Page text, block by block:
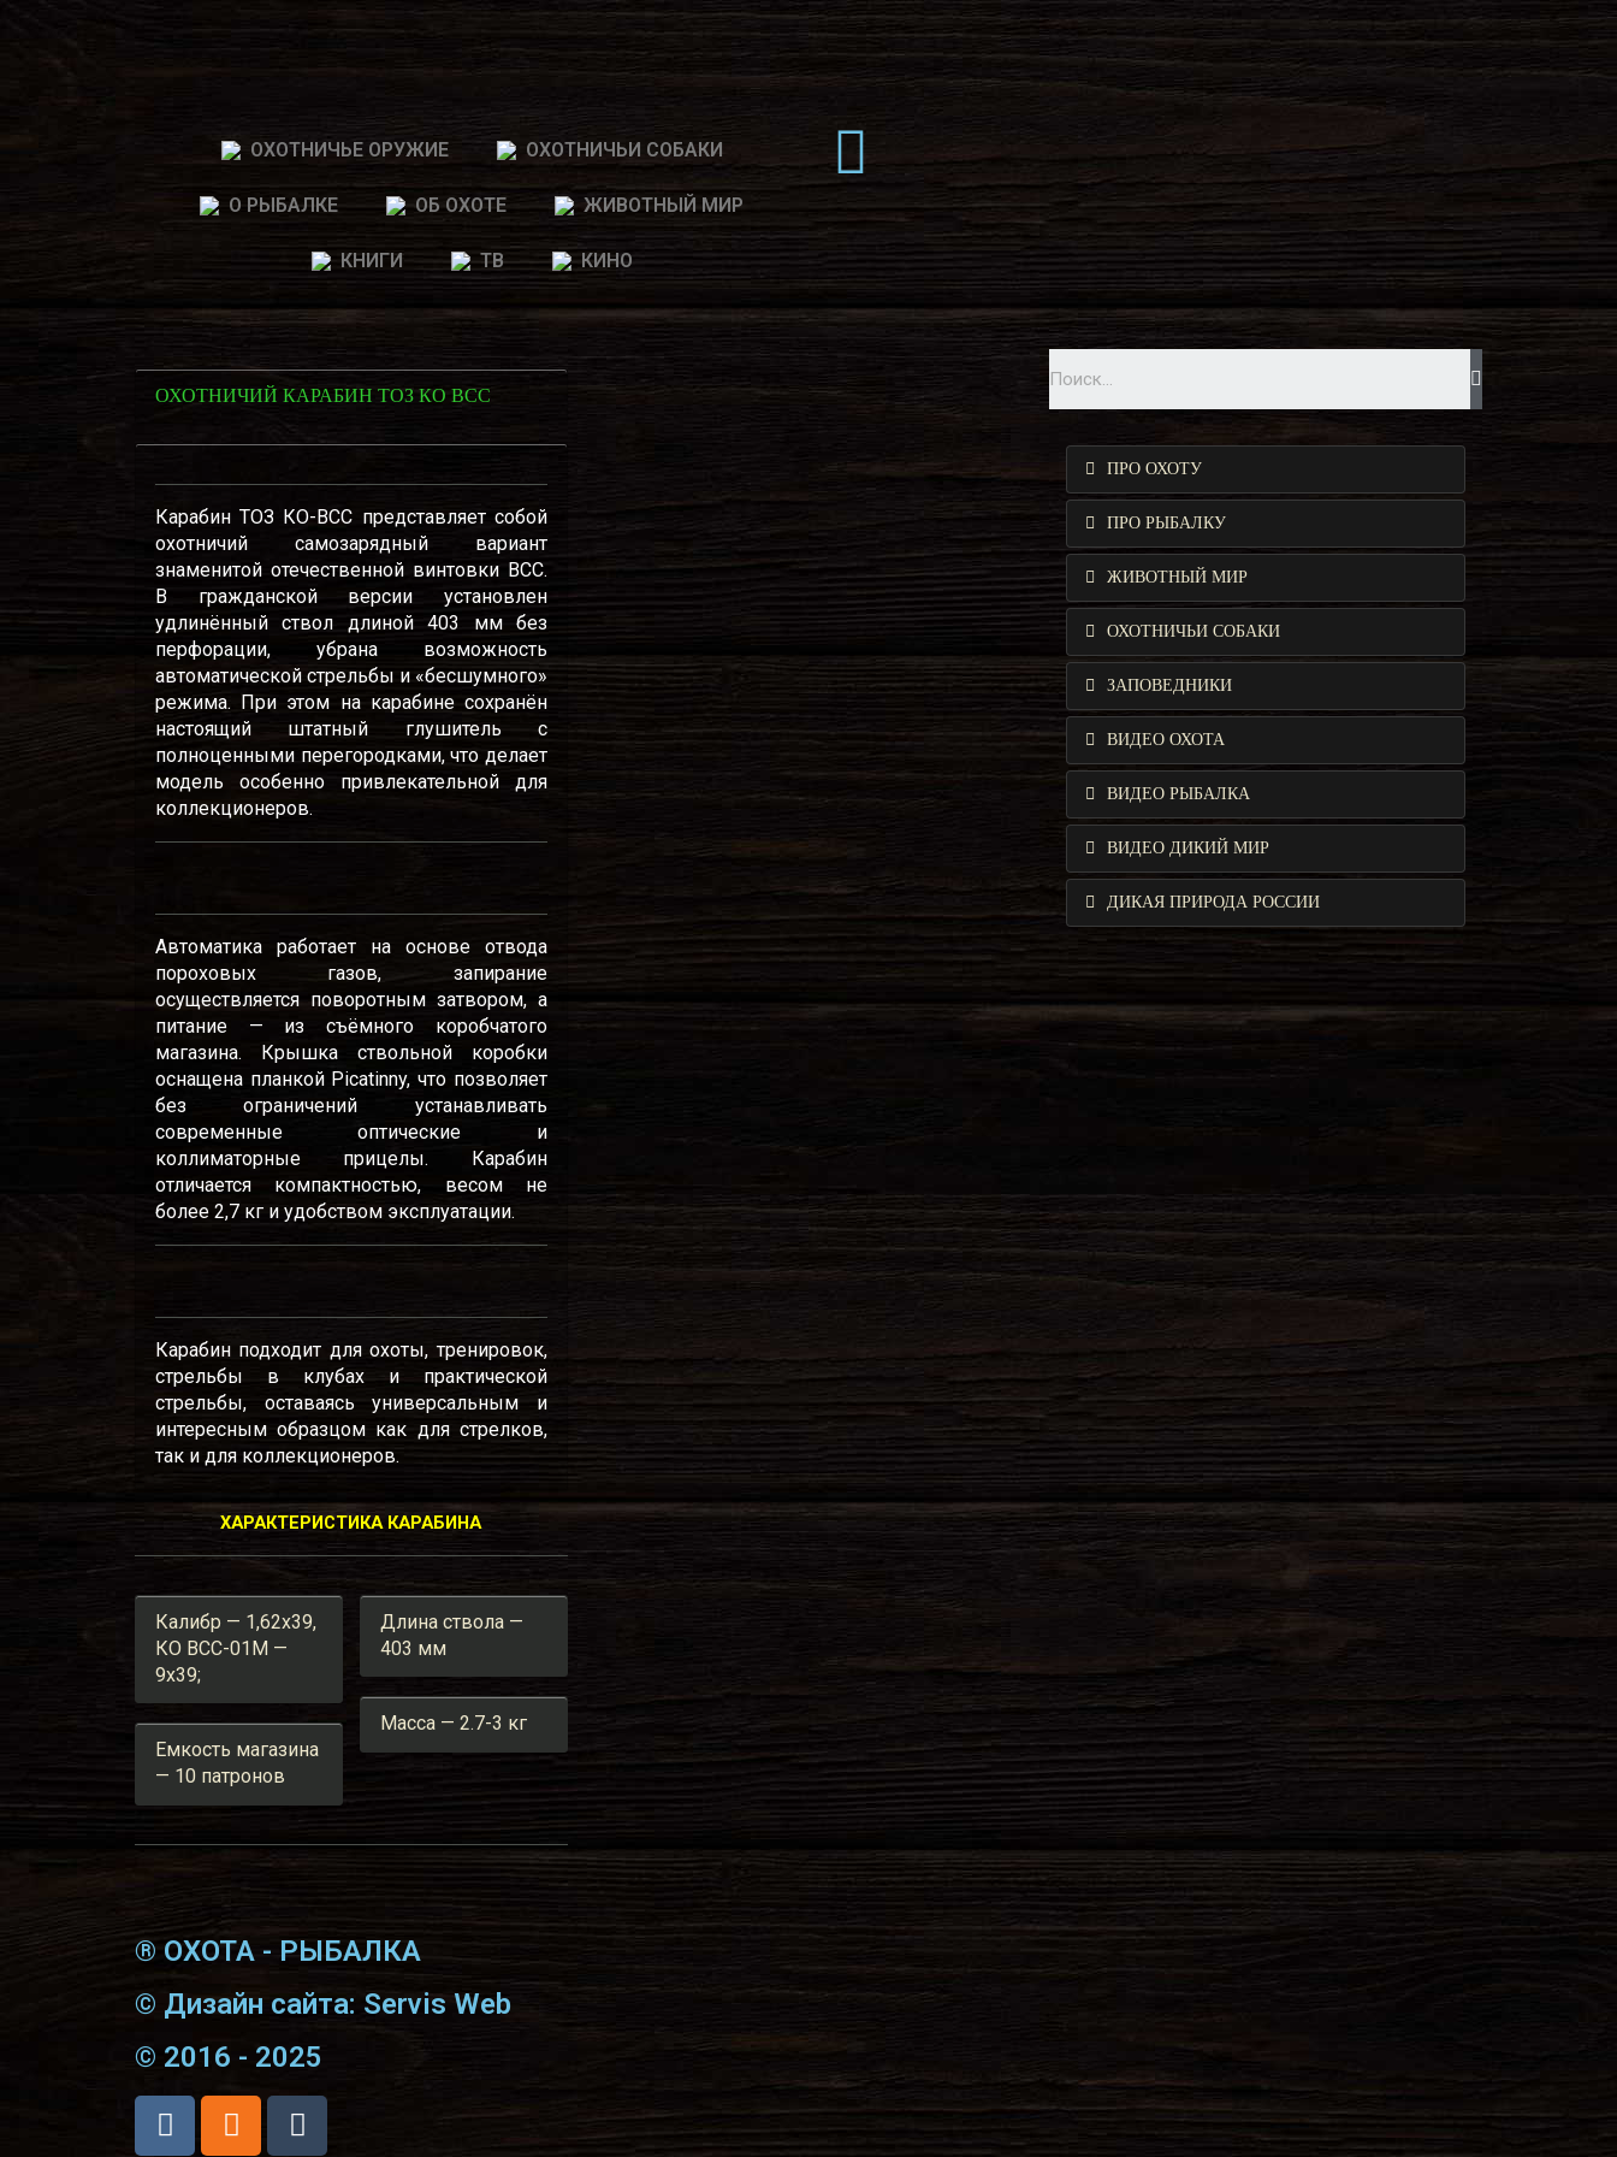
ОХОТНИЧЬЕ ОРУЖИЕ ОХОТНИЧЬИ СОБАКИ
О РЫБАЛКЕ ОБ ОХОТЕ ЖИВОТНЫЙ МИР
КНИГИ ТВ КИНО
ОХОТНИЧИЙ КАРАБИН ТОЗ КО ВСС
Карабин ТОЗ КО-ВСС представляет собой
охотничий самозарядный вариант
знаменитой отечественной винтовки ВСС.
В гражданской версии установлен
удлинённый ствол длиной 403 мм без
перфорации, убрана возможность
автоматической стрельбы и «бесшумного»
режима. При этом на карабине сохранён
настоящий штатный глушитель с
полноценными перегородками, что делает
модель особенно привлекательной для
коллекционеров.
Автоматика работает на основе отвода
пороховых газов, запирание
осуществляется поворотным затвором, а
питание — из съёмного коробчатого
магазина. Крышка ствольной коробки
оснащена планкой Picatinny, что позволяет
без ограничений устанавливать
современные оптические и
коллиматорные прицелы. Карабин
отличается компактностью, весом не
более 2,7 кг и удобством эксплуатации.
Карабин подходит для охоты, тренировок,
стрельбы в клубах и практической
стрельбы, оставаясь универсальным и
интересным образцом как для стрелков,
так и для коллекционеров.
ХАРАКТЕРИСТИКА КАРАБИНА
Калибр — 1,62х39,
КО ВСС-01М —
9х39;
Емкость магазина
— 10 патронов
Длина ствола —
403 мм
Масса — 2.7-3 кг
ПРО ОХОТУ
ПРО РЫБАЛКУ
ЖИВОТНЫЙ МИР
ОХОТНИЧЬИ СОБАКИ
ЗАПОВЕДНИКИ
ВИДЕО ОХОТА
ВИДЕО РЫБАЛКА
ВИДЕО ДИКИЙ МИР
ДИКАЯ ПРИРОДА РОССИИ
® ОХОТА - РЫБАЛКА
© Дизайн сайта: Servis Web
© 2016 - 2025